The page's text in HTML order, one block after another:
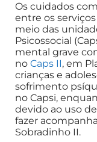
Os cuidados
entre os
meio das
Psicossocial
mental grave
no Caps II, em
crianças e
sofrimento
no Capsi,
devido ao uso
fazer
Sobradinho II.